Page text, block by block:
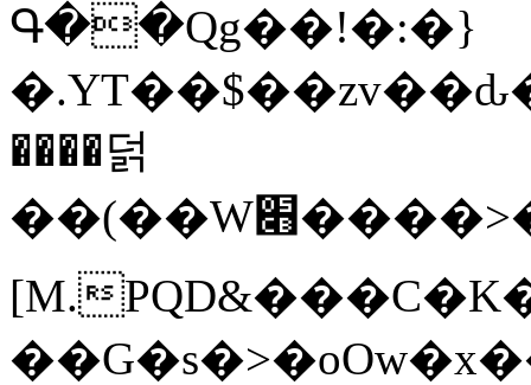
Գ��Qg��!�:�}
����덝
��(��W׋����>��O>�d�%Y�@�@ڻ<�z{rc&׻��z�����AeK�^�����������˩t��=x~
[M.
��G�s�>�oO